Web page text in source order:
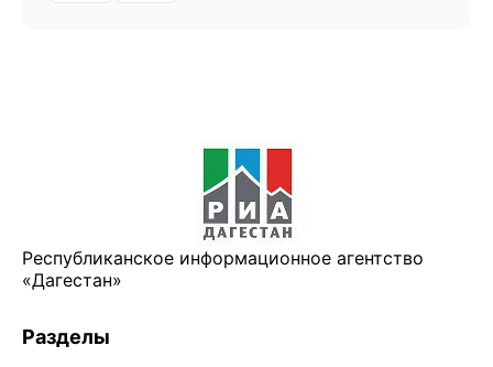
Республиканское информационное агентство
«Дагестан»
Разделы